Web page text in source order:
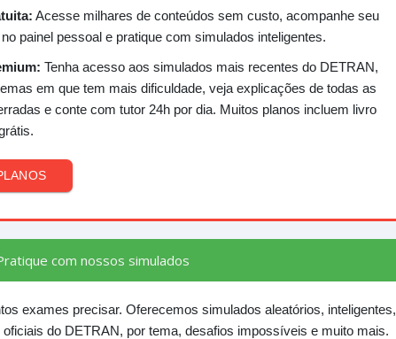
Acesse milhares de conteúdos sem custo, acompanhe seu
painel pessoal e pratique com simulados inteligentes.
Tenha acesso aos simulados mais recentes do DETRAN,
em que tem mais dificuldade, veja explicações de todas as
e conte com tutor 24h por dia. Muitos planos incluem livro
com nossos simulados
exames precisar. Oferecemos simulados aleatórios, inteligentes,
do DETRAN, por tema, desafios impossíveis e muito mais.